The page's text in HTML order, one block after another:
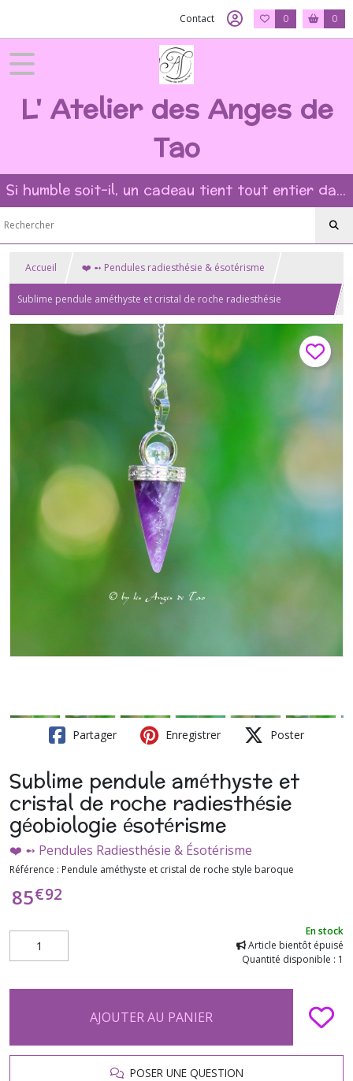
Contact 0 0
L' Atelier des Anges de
Tao
Si humble soit-il, un cadeau tient tout entier dans l'intention et la beauté du geste ?
Accueil ❤️ ➻ Pendules radiesthésie & ésotérisme
Sublime pendule améthyste et cristal de roche radiesthésie
géobiologie ésotérisme
Partager Enregistrer Poster
Sublime pendule améthyste et
cristal de roche radiesthésie
géobiologie ésotérisme
❤️ ➻ Pendules Radiesthésie & Ésotérisme
Référence : Pendule améthyste et cristal de roche style baroque
85€92
En stock
Article bientôt épuisé
Quantité disponible : 1
AJOUTER AU PANIER
POSER UNE QUESTION